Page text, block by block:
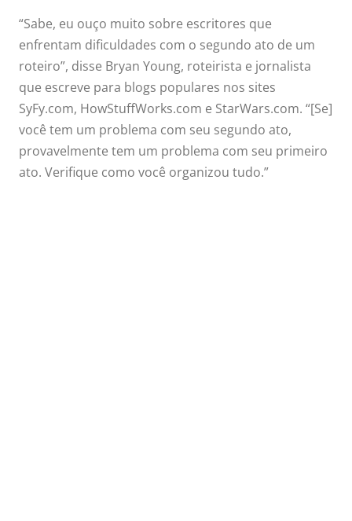
“Sabe, eu ouço muito sobre escritores que
enfrentam dificuldades com o segundo ato de um
roteiro”, disse Bryan Young, roteirista e jornalista
que escreve para blogs populares nos sites
SyFy.com, HowStuffWorks.com e StarWars.com. “[Se]
você tem um problema com seu segundo ato,
provavelmente tem um problema com seu primeiro
ato. Verifique como você organizou tudo.”